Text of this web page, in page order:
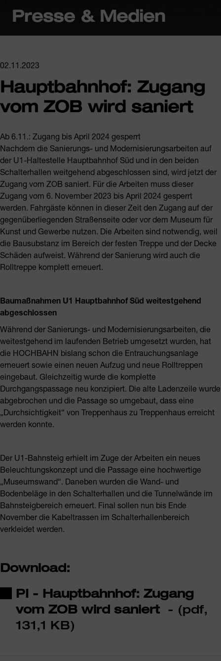
Presse & Medien
02.11.2023
Hauptbahnhof: Zugang
vom ZOB wird saniert
Ab 6.11.: Zugang bis April 2024 gesperrt
Nachdem die Sanierungs- und Modernisierungsarbeiten auf
der U1-Haltestelle Hauptbahnhof Süd und in den beiden
Schalterhallen weitgehend abgeschlossen sind, wird jetzt der
Zugang vom ZOB saniert. Für die Arbeiten muss dieser
Zugang vom 6. November 2023 bis April 2024 gesperrt
werden. Fahrgäste können in dieser Zeit den Zugang auf der
gegenüberliegenden Straßenseite oder vor dem Museum für
Kunst und Gewerbe nutzen. Die Arbeiten sind notwendig, weil
die Bausubstanz im Bereich der festen Treppe und der Decke
Schäden aufweist. Während der Sanierung wird auch die
Rolltreppe komplett erneuert.
Baumaßnahmen U1 Hauptbahnhof Süd weitestgehend
abgeschlossen
Während der Sanierungs- und Modernisierungsarbeiten, die
weitestgehend im laufenden Betrieb umgesetzt wurden, hat
die HOCHBAHN bislang schon die Entrauchungsanlage
erneuert sowie einen neuen Aufzug und neue Rolltreppen
eingebaut. Gleichzeitig wurde die komplette
Durchgangspassage neu konzipiert. Die alte Ladenzeile wurde
abgebrochen und die Passage so umgebaut, dass eine
„Durchsichtigkeit“ von Treppenhaus zu Treppenhaus erreicht
werden konnte.
Der U1-Bahnsteig erhielt im Zuge der Arbeiten ein neues
Beleuchtungskonzept und die Passage eine hochwertige
„Museumswand“. Daneben wurden die Wand- und
Bodenbeläge in den Schalterhallen und die Tunnelwände im
Bahnsteigbereich erneuert. Final sollen nun bis Ende
November die Kabeltrassen im Schalterhallenbereich
verkleidet werden.
Download:
PI - Hauptbahnhof: Zugang
vom ZOB wird saniert
- (pdf,
131,1 KB)